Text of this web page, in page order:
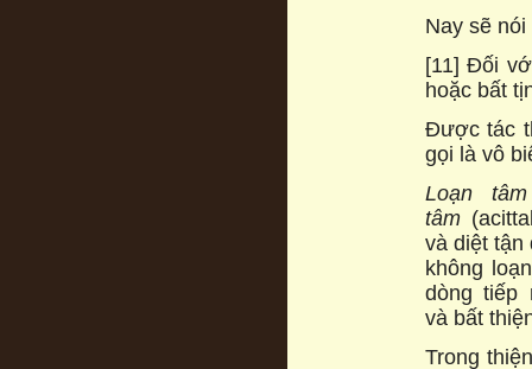
Nay sẽ
[11] Đối
hoặc bất
Được tác
gọi là vô
Loạn tâm
tâm
và diệt
không
dòng tiếp
và bất
Trong